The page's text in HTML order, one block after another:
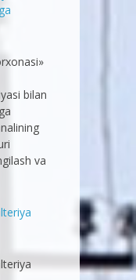
bilan
va